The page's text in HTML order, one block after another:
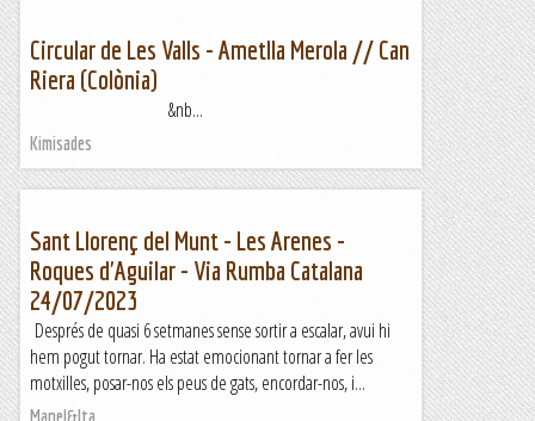
Circular de Les Valls - Ametlla Merola // Can
Riera (Colònia)
&nb...
Kimisades
Sant Llorenç del Munt - Les Arenes -
Roques d'Aguilar - Via Rumba Catalana
24/07/2023
Després de quasi 6 setmanes sense sortir a escalar, avui hi
hem pogut tornar. Ha estat emocionant tornar a fer les
motxilles, posar-nos els peus de gats, encordar-nos, i...
Manel&Ita